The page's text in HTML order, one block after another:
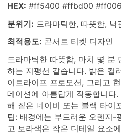
HEX: #ff5400 #ffbd00
분위기: 드라마틱한, 따뜻한, 낙
최적용도: 콘서트 티켓 디자인
드라마틱한 따뜻함, 마치 몇 분
하는 지평선 같습니다. 밝은 컬
이트라이프 프로모션, 그리고
데이션에 아름답게 작동합니다
해 짙은 네이비 또는 블랙 타이
팁: 배경에는 부드러운 오렌지-
고 보라색은 작은 디테일 요소